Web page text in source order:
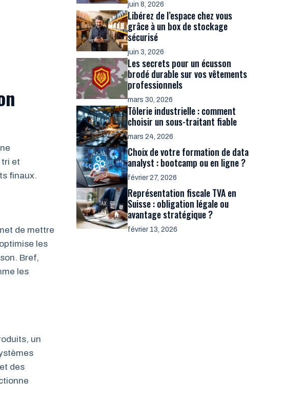
tri et
finaux.
de mettre
les
Bref,
les
un
des
juin 8, 2026
Libérez de l’espace chez vous
grâce à un box de stockage
sécurisé
juin 3, 2026
Les secrets pour un écusson
brodé durable sur vos vêtements
professionnels
mars 30, 2026
Tôlerie industrielle : comment
choisir un sous-traitant fiable
mars 24, 2026
Choix de votre formation de data
analyst : bootcamp ou en ligne ?
février 27, 2026
Représentation fiscale TVA en
Suisse : obligation légale ou
avantage stratégique ?
février 13, 2026